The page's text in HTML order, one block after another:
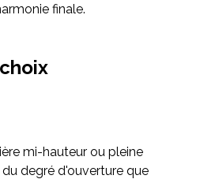
finale.
mi-hauteur ou pleine
degré d'ouverture que